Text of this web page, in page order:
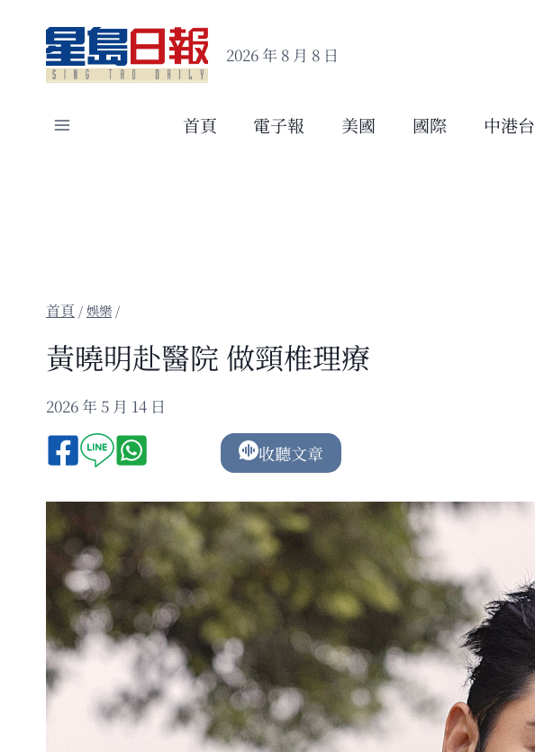
content
2026 年 8 月 8 日
首頁 電子報 美國 國際 中港台
/娛樂 /
黃曉明赴醫院 做頸椎理療
2026 年 5 月 14 日
收聽文章